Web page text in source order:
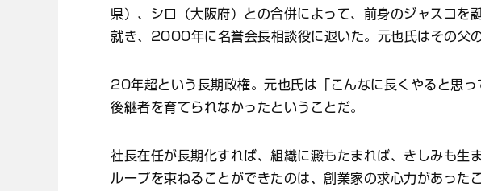
県）、シロ（大阪府）との合併によって、前身のジャスコを
就き、2000年に名誉会長相談役に退いた。元也氏はその父の
20年超という長期政権。元也氏は「こんなに長くやると思
後継者を育てられなかったということだ。
社長在任が長期化すれば、組織に澱もたまれば、きしみも生
ループを束ねることができたのは、創業家の求心力があった